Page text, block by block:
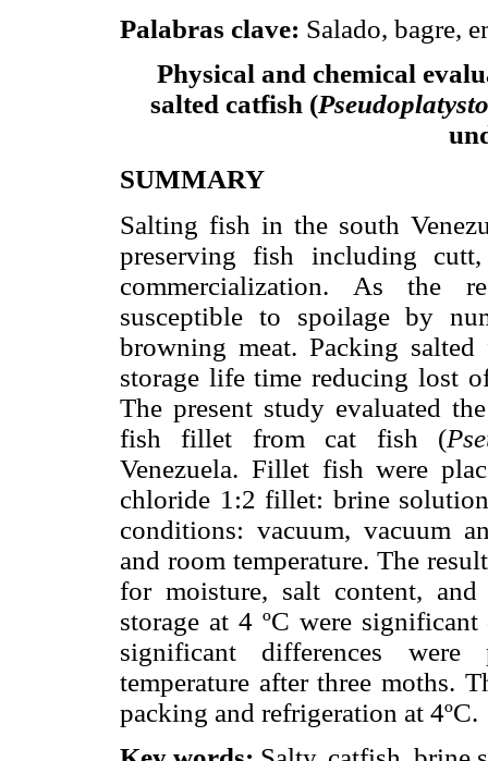
Palabras clave: Salado, bagre,
Physical and chemical
salted catfish (
SUMMARY
Salting fish in the south
preserving fish including
commercialization. As the
susceptible to spoilage by
browning meat. Packing
storage life time reducing lost
The present study evaluated
fish fillet from cat fish (
Venezuela. Fillet fish were
chloride 1:2 fillet: brine
conditions: vacuum, vacuum
and room temperature. The
for moisture, salt content,
storage at 4 ºC were
significant differences
temperature after three moths.
packing and refrigeration at 4ºC.